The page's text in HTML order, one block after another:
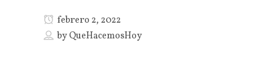
febrero 2, 2022
byQueHacemosHoy